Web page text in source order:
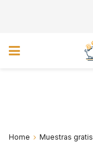
Home Muestras gratis